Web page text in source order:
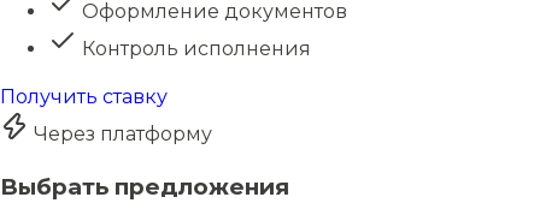
Оформление документов
Контроль исполнения
Получить ставку
Через платформу
Выбрать предложения